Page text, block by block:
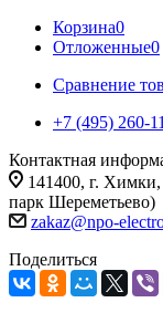
Корзина0
Отложенные0
Сравнение
+7 (495) 260-
Контактная
141400, г.
парк Шереметьево)
zakaz@npo-
Поделиться